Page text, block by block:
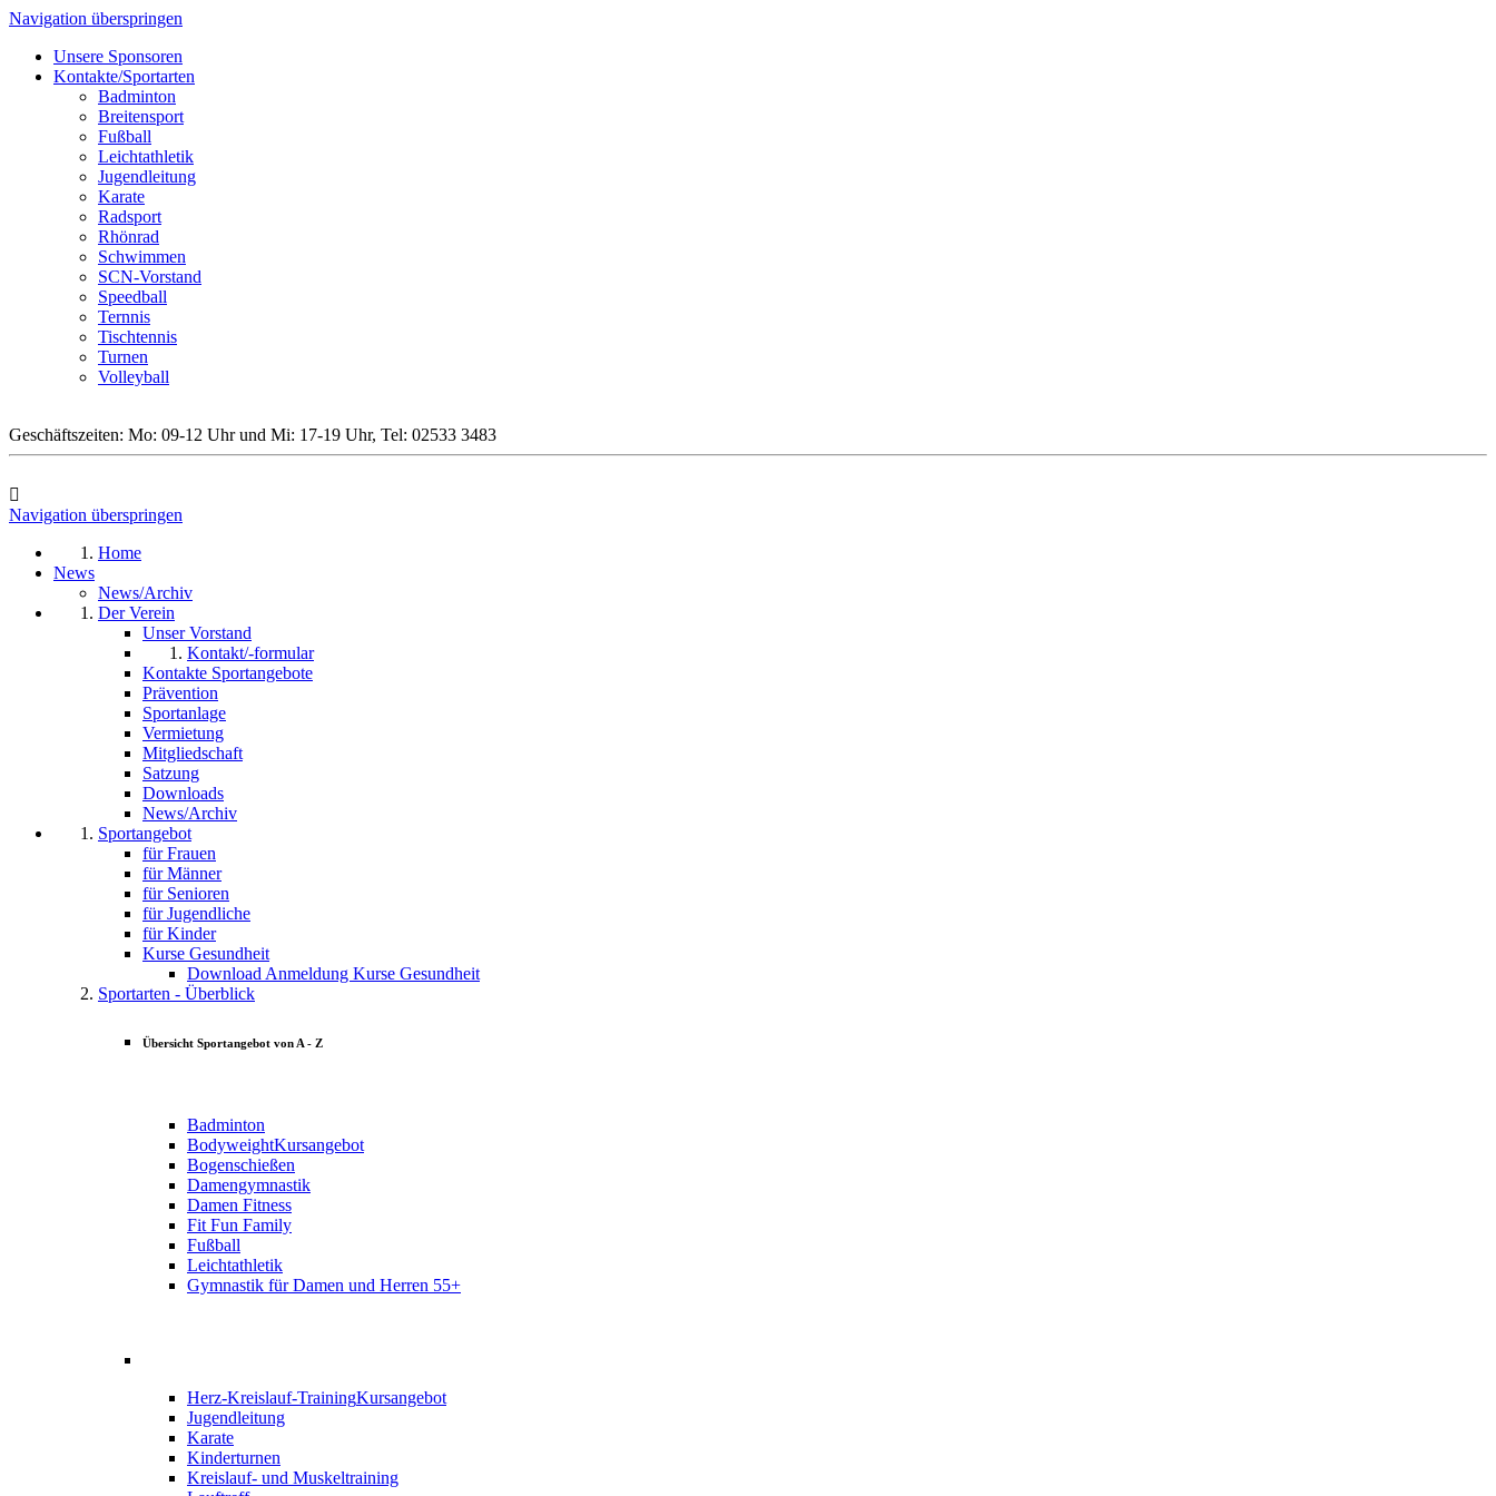
Navigation überspringen
Unsere Sponsoren
Kontakte/Sportarten
Badminton
Breitensport
Fußball
Leichtathletik
Jugendleitung
Karate
Radsport
Rhönrad
Schwimmen
SCN-Vorstand
Speedball
Ternnis
Tischtennis
Turnen
Volleyball
Geschäftszeiten: Mo: 09-12 Uhr und Mi: 17-19 Uhr, Tel: 02533 3483
Navigation überspringen
Home
News
News/Archiv
Der Verein
Unser Vorstand
Kontakt/-formular
Kontakte Sportangebote
Prävention
Sportanlage
Vermietung
Mitgliedschaft
Satzung
Downloads
News/Archiv
Sportangebot
für Frauen
für Männer
für Senioren
für Jugendliche
für Kinder
Kurse Gesundheit
Download Anmeldung Kurse Gesundheit
Sportarten - Überblick
Übersicht Sportangebot von A - Z
Badminton
BodyweightKursangebot
Bogenschießen
Damengymnastik
Damen Fitness
Fit Fun Family
Fußball
Leichtathletik
Gymnastik für Damen und Herren 55+
Herz-Kreislauf-TrainingKursangebot
Jugendleitung
Karate
Kinderturnen
Kreislauf- und Muskeltraining